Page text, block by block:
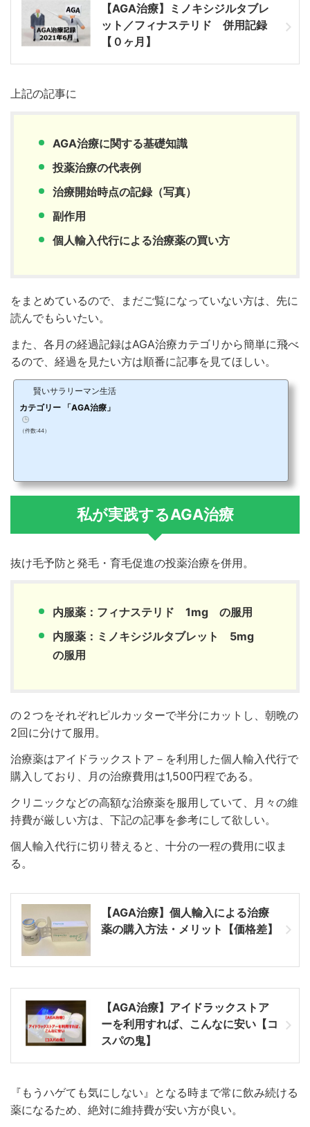
【AGA治療】ミノキシジルタブレ
ット／フィナステリド 併用記録
【０ヶ月】
上記の記事に
AGA治療に関する基礎知識
投薬治療の代表例
治療開始時点の記録（写真）
副作用
個人輸入代行による治療薬の買い方
をまとめているので、まだご覧になっていない方は、先に
読んでもらいたい。
また、各月の経過記録はAGA治療カテゴリから簡単に飛べ
るので、経過を見たい方は順番に記事を見てほしい。
賢いサラリーマン生活
カテゴリー 「AGA治療」
（件数:44）
私が実践するAGA治療
抜け毛予防と発毛・育毛促進の投薬治療を併用。
内服薬：フィナステリド 1mg の服用
内服薬：ミノキシジルタブレット 5mg
の服用
の２つをそれぞれピルカッターで半分にカットし、朝晩の
2回に分けて服用。
治療薬はアイドラックストア－を利用した個人輸入代行で
購入しており、月の治療費用は1,500円程である。
クリニックなどの高額な治療薬を服用していて、月々の維
持費が厳しい方は、下記の記事を参考にして欲しい。
個人輸入代行に切り替えると、十分の一程の費用に収ま
る。
【AGA治療】個人輸入による治療
薬の購入方法・メリット【価格差】
【AGA治療】アイドラックストア
ーを利用すれば、こんなに安い【コ
スパの鬼】
『もうハゲても気にしない』となる時まで常に飲み続ける
薬になるため、絶対に維持費が安い方が良い。